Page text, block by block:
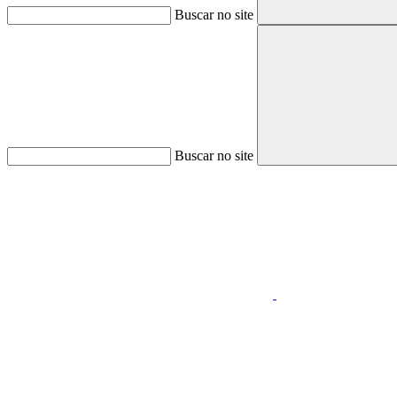
Buscar no site
Buscar no site